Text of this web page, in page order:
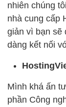
nhiên chúng
nhà cung cấp
giản vì bạn sẽ
dàng kết nối
Mình khá ấn
phần Công